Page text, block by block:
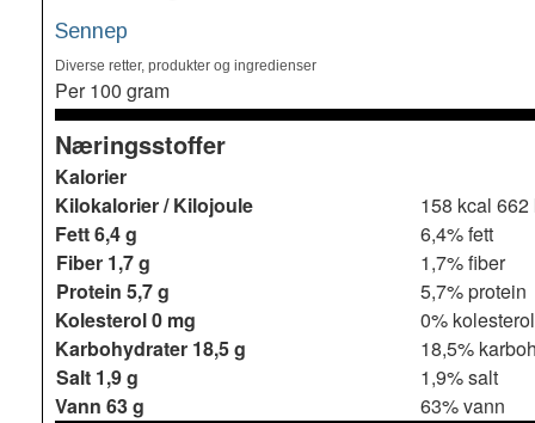
Sennep
Diverse retter, produkter og ingredienser
Per 100 gram
Næringsstoffer
Kalorier
Kilokalorier / Kilojoule
158 kcal 662
Fett6,4 g
6,4% fett
Fiber 1,7 g
1,7% fiber
Protein 5,7 g
5,7% protein
Kolesterol0 mg
0% kolesterol
Karbohydrater 18,5 g
18,5%
Salt 1,9 g
1,9% salt
Vann 63 g 63% vann